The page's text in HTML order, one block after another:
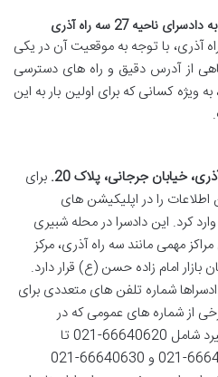
27 سه راه آذری
دادسرای ناحیه 27 سه راه آذری، با توجه به موقعیت آن در یکی
از آدرس دقیق و راه های دسترسی
ویژه کسانی که برای اولین بار به این
خیابان جرجانی، پلاک 20.
برای
اطلاعات را در اپلیکیشن های
کرد. این دادسرا در محله شبیری
مهمی مانند سه راه آذری، مرکز
بازار امام زاده حسن (ع) قرار دارد.
شماره تلفن های متعددی برای
از شماره های عمومی که در
دسترس مراجعین قرار می گیرد شامل 66640620-021 تا
66640625-021 و 66640636-021 و 66640630-021